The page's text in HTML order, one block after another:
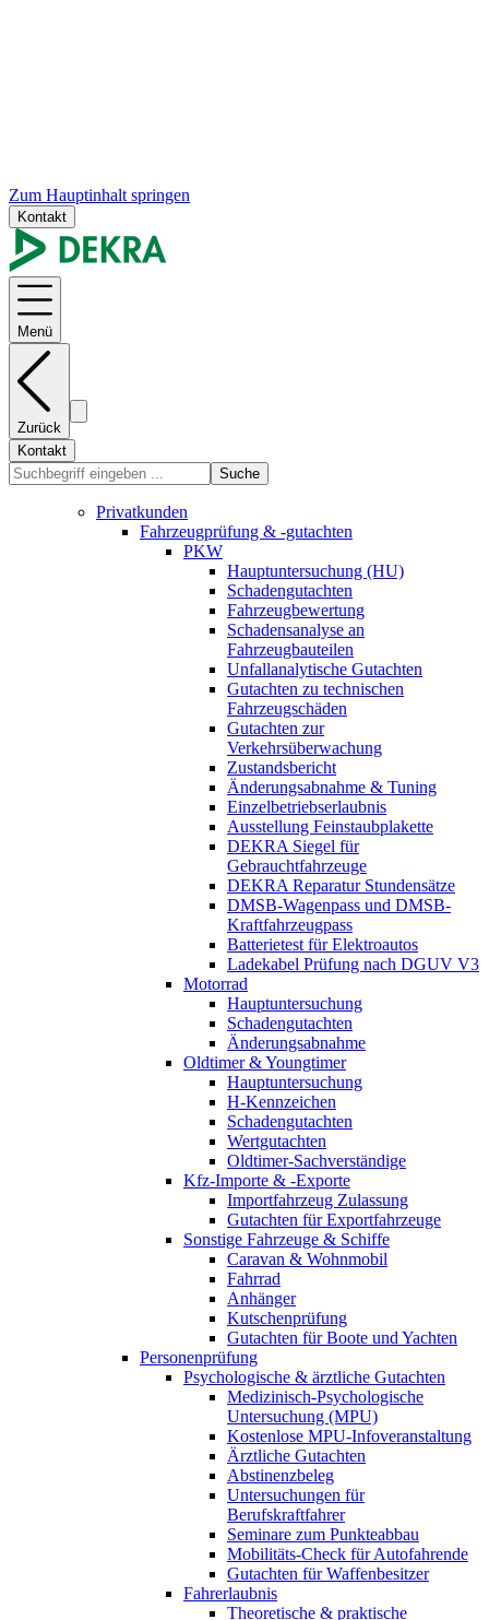
Zum Hauptinhalt springen
Kontakt
Menü
Zurück
Kontakt
Suche
Privatkunden
Fahrzeugprüfung & -gutachten
PKW
Hauptuntersuchung (HU)
Schadengutachten
Fahrzeugbewertung
Schadensanalyse an
Fahrzeugbauteilen
Unfallanalytische Gutachten
Gutachten zu technischen
Fahrzeugschäden
Gutachten zur
Verkehrsüberwachung
Zustandsbericht
Änderungsabnahme & Tuning
Einzelbetriebserlaubnis
Ausstellung Feinstaubplakette
DEKRA Siegel für
Gebrauchtfahrzeuge
DEKRA Reparatur Stundensätze
DMSB-Wagenpass und DMSB-
Kraftfahrzeugpass
Batterietest für Elektroautos
Ladekabel Prüfung nach DGUV V3
Motorrad
Hauptuntersuchung
Schadengutachten
Änderungsabnahme
Oldtimer & Youngtimer
Hauptuntersuchung
H-Kennzeichen
Schadengutachten
Wertgutachten
Oldtimer-Sachverständige
Kfz-Importe & -Exporte
Importfahrzeug Zulassung
Gutachten für Exportfahrzeuge
Sonstige Fahrzeuge & Schiffe
Caravan & Wohnmobil
Fahrrad
Anhänger
Kutschenprüfung
Gutachten für Boote und Yachten
Personenprüfung
Psychologische & ärztliche Gutachten
Medizinisch-Psychologische
Untersuchung (MPU)
Kostenlose MPU-Infoveranstaltung
Ärztliche Gutachten
Abstinenzbeleg
Untersuchungen für
Berufskraftfahrer
Seminare zum Punkteabbau
Mobilitäts-Check für Autofahrende
Gutachten für Waffenbesitzer
Fahrerlaubnis
Theoretische & praktische